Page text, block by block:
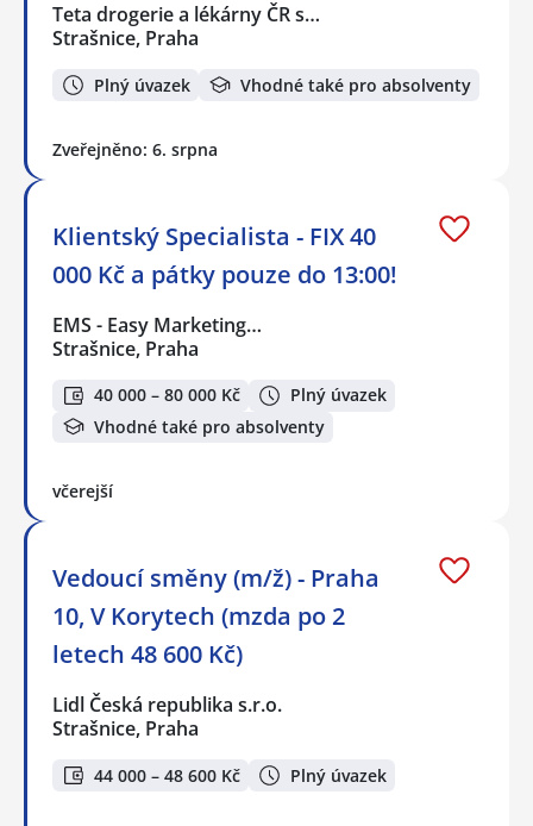
Teta drogerie a lékárny ČR s…
Strašnice, Praha
Plný úvazek Vhodné také pro absolventy
Zveřejněno: 6. srpna
Klientský Specialista - FIX 40
000 Kč a pátky pouze do 13:00!
EMS - Easy Marketing…
Strašnice, Praha
40 000 – 80 000 Kč
Plný úvazek
Vhodné také pro absolventy
včerejší
Vedoucí směny (m/ž) - Praha
10, V Korytech (mzda po 2
letech 48 600 Kč)
Lidl Česká republika s.r.o.
Strašnice, Praha
44 000 – 48 600 Kč Plný úvazek